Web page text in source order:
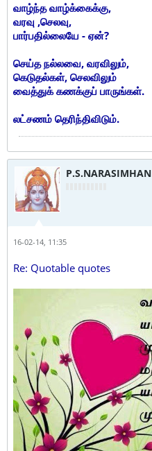
வாழ்ந்த வாழ்க்கைக்கு,
வரவு ,செலவு,
பார்பதில்லையே - ஏன்?
செய்த நல்லவை, வரவிலும்,
கெடுதல்கள், செலவிலும்
வைத்துக் கணக்குப் பாருங்கள்.
லட்சணம் தெரிந்திவிடும்.
P.S.NARASIMHAN
16-02-14, 11:35
Re: Quotable quotes